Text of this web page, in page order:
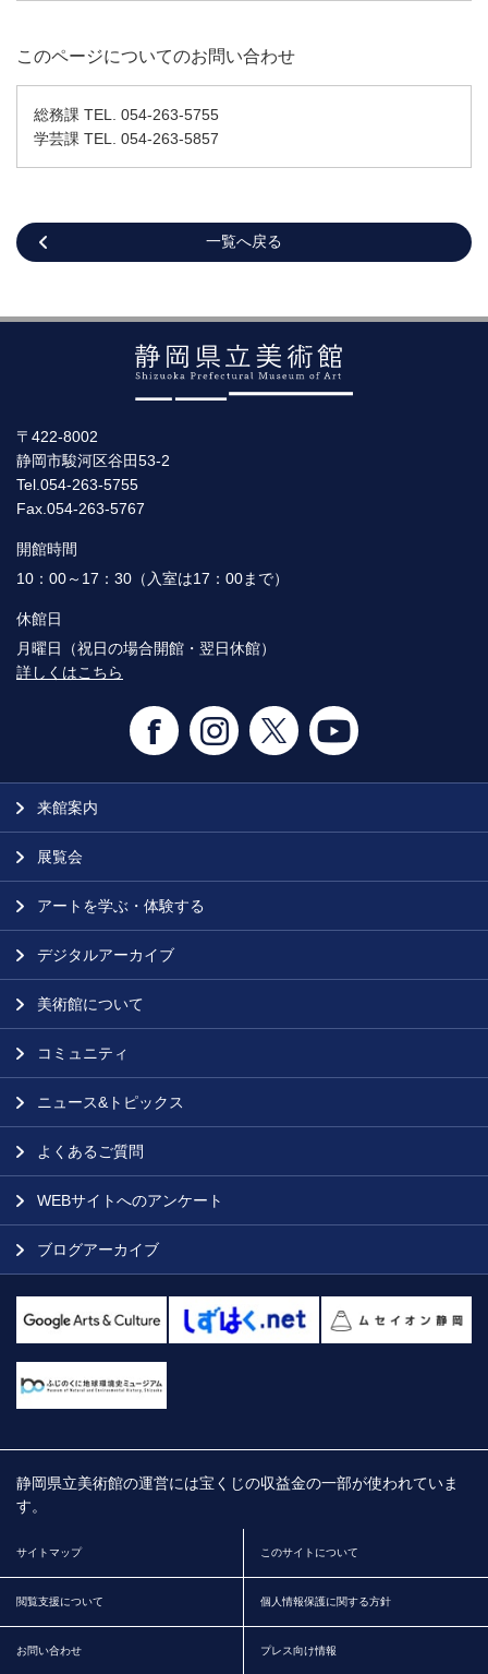
このページについてのお問い合わせ
総務課 TEL. 054-263-5755
学芸課 TEL. 054-263-5857
一覧へ戻る
〒422-8002
静岡市駿河区谷田53-2
Tel.054-263-5755
Fax.054-263-5767
開館時間
10：00～17：30（入室は17：00まで）
休館日
月曜日（祝日の場合開館・翌日休館）
詳しくはこちら
来館案内
展覧会
アートを学ぶ・体験する
デジタルアーカイブ
美術館について
コミュニティ
ニュース&トピックス
よくあるご質問
WEBサイトへのアンケート
ブログアーカイブ
静岡県立美術館の運営には宝くじの収益金の一部が使われていま
す。
サイトマップ このサイトについて
閲覧支援について 個人情報保護に関する方針
お問い合わせ プレス向け情報